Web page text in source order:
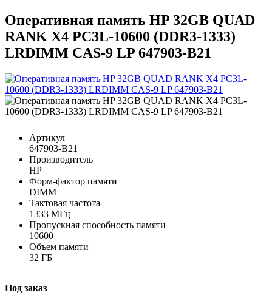
Оперативная память HP 32GB QUAD
RANK X4 PC3L-10600 (DDR3-1333)
LRDIMM CAS-9 LP 647903-B21
Артикул
647903-B21
Производитель
HP
Форм-фактор памяти
DIMM
Тактовая частота
1333 МГц
Пропускная способность памяти
10600
Объем памяти
32 ГБ
Под заказ